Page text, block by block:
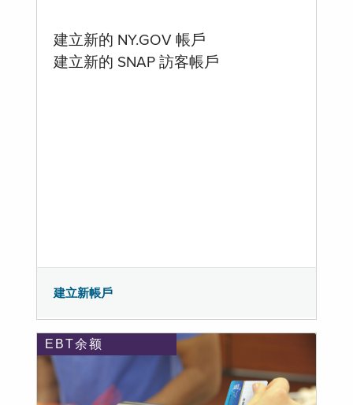
建立新的 NY.GOV 帳戶
建立新的 SNAP 訪客帳戶
建立新帳戶
EBT余额